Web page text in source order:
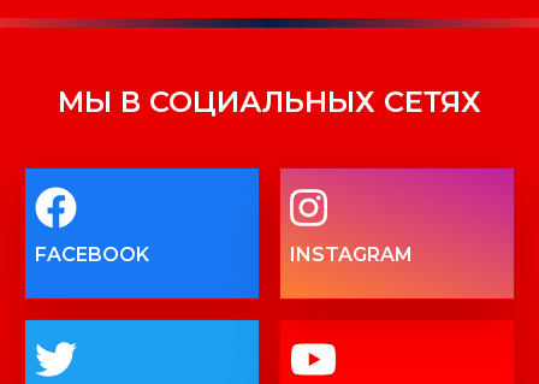
МЫ В СОЦИАЛЬНЫХ СЕТЯХ
FACEBOOK INSTAGRAM